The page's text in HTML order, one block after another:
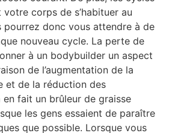
corps de s’habituer au
pourrez donc vous attendre à de
nouveau cycle. La perte de
à un bodybuilder un aspect
de l’augmentation de la
et de la réduction des
en fait un brûleur de graisse
les gens essaient de paraître
que possible. Lorsque vous